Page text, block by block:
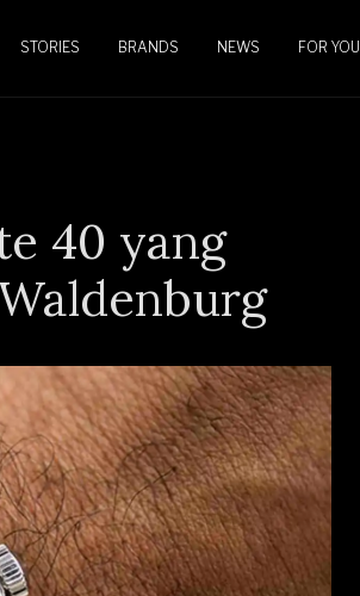
STORIES BRANDS NEWS FOR YOU
40 yang